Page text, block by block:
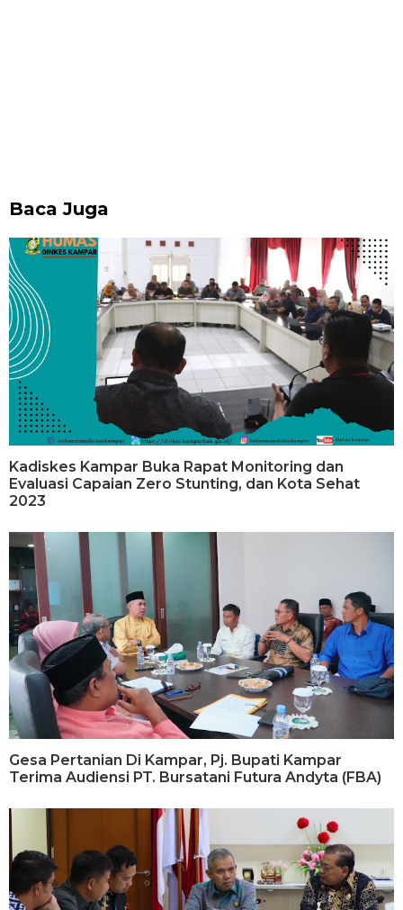
Baca Juga
Kadiskes Kampar Buka Rapat Monitoring dan
Evaluasi Capaian Zero Stunting, dan Kota Sehat
2023
Gesa Pertanian Di Kampar, Pj. Bupati Kampar
Terima Audiensi PT. Bursatani Futura Andyta (FBA)